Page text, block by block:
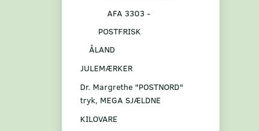
AFA 3303 -
POSTFRISK
ÅLAND
JULEMÆRKER
Dr. Margrethe "POSTNORD"
tryk, MEGA SJÆLDNE
KILOVARE